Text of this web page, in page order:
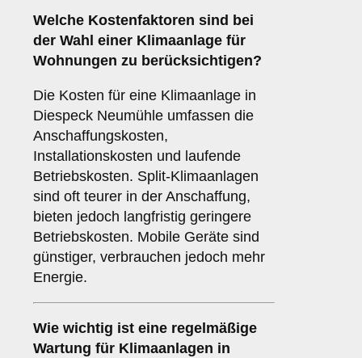
Welche Kostenfaktoren sind bei
der Wahl einer Klimaanlage für
Wohnungen zu berücksichtigen?
Die Kosten für eine Klimaanlage in
Diespeck Neumühle umfassen die
Anschaffungskosten,
Installationskosten und laufende
Betriebskosten. Split-Klimaanlagen
sind oft teurer in der Anschaffung,
bieten jedoch langfristig geringere
Betriebskosten. Mobile Geräte sind
günstiger, verbrauchen jedoch mehr
Energie.
Wie wichtig ist eine regelmäßige
Wartung für Klimaanlagen in